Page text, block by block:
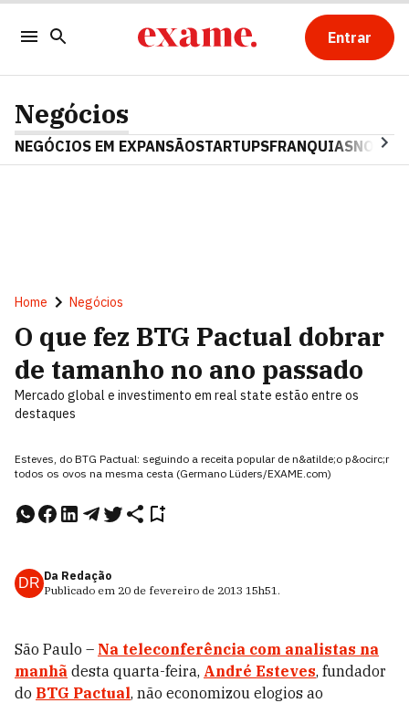
Entrar
Negócios
NEGÓCIOS EM EXPANSÃOSTARTUPSFRANQUIAS
Home Negócios
O que fez BTG Pactual dobrar
de tamanho no ano passado
Mercado global e investimento em real state estão entre os
destaques
Esteves, do BTG Pactual: seguindo a receita popular de n&atilde;o p&ocirc;r
todos os ovos na mesma cesta (Germano Lüders/EXAME.com)
DR Da Redação
Publicado em 20 de fevereiro de 2013 15h51.
São Paulo – Na teleconferência com analistas na
manhã desta quarta-feira, André Esteves, fundador
do BTG Pactual, não economizou elogios ao